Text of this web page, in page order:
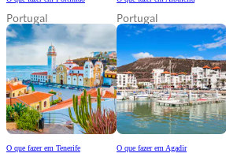
Portugal Portugal
O que fazer em Tenerife O que fazer em Agadir